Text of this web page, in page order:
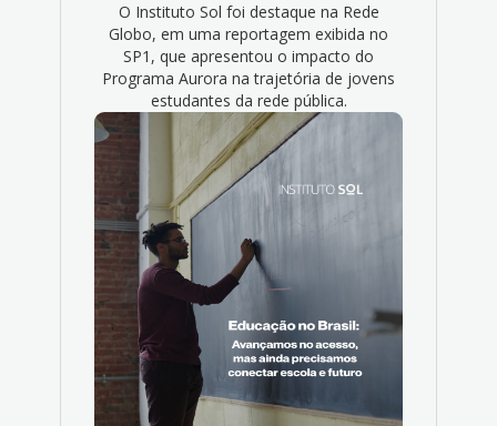
O Instituto Sol foi destaque na Rede
Globo, em uma reportagem exibida no
SP1, que apresentou o impacto do
Programa Aurora na trajetória de jovens
estudantes da rede pública.